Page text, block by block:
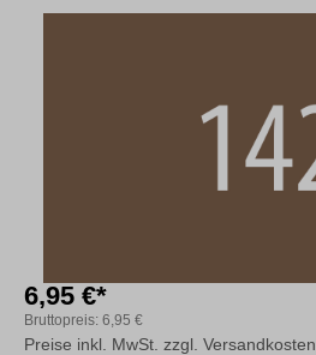
6,95 €*
Bruttopreis: 6,95 €
Preise inkl. MwSt. zzgl. Versandkosten